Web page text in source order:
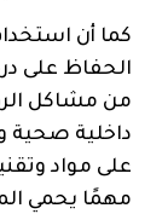
كما أن
الحفاظ على
من مشاكل
داخلية صحية
على مواد
مهمًا يحمي